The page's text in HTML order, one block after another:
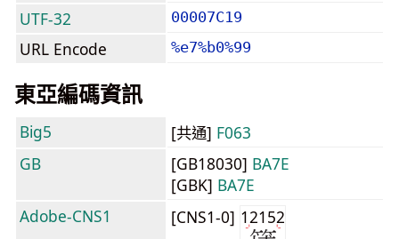
UTF-32 00007C19
URL Encode %e7%b0%99
東亞編碼資訊
Big5 [共通] F063
GB
[GB18030] BA7E
[GBK] BA7E
Adobe-CNS1
[CNS1-0] 12152